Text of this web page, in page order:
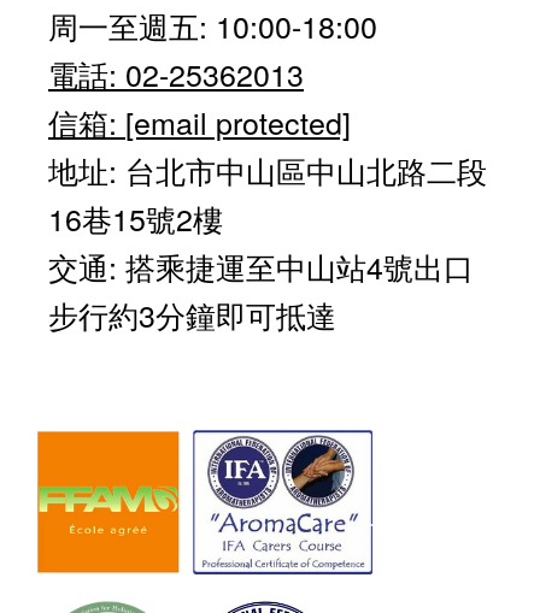
周一至週五: 10:00-18:00
電話: 02-25362013
信箱: [email protected]
地址: 台北市中山區中山北路二段
16巷15號2樓
交通: 搭乘捷運至中山站4號出口
步行約3分鐘即可抵達